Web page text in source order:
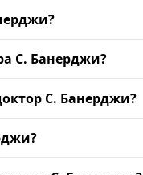
С. Банерджи?
С. Банерджи?